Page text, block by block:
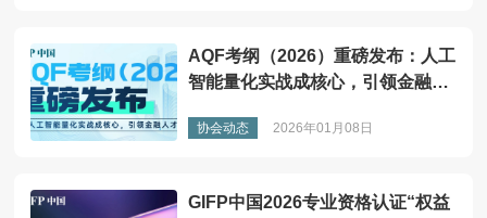
AQF考纲（2026）重磅发布：人工
智能量化实战成核心，引领金融人
协会动态 2026年01月08日
GIFP中国2026专业资格认证“权益